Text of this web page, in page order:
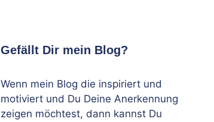
Gefällt Dir mein Blog?
Wenn mein Blog die inspiriert und
motiviert und Du Deine Anerkennung
zeigen möchtest, dann kannst Du